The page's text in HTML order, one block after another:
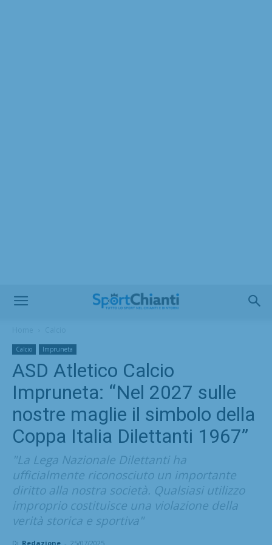
Calcio Impruneta
ASD Atletico Calcio
Impruneta: “Nel 2027 sulle
nostre maglie il simbolo della
Coppa Italia Dilettanti 1967”
"La Lega Nazionale Dilettanti ha
ufficialmente riconosciuto un importante
diritto alla nostra società. Qualsiasi utilizzo
improprio costituisce una violazione della
verità storica e sportiva"
Di Redazione - 25/07/2025